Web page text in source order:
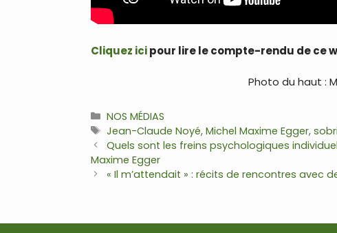
Cliquez icipour lire le compte-rendu de ce
Photo du haut :
Catégories
NOS MÉDIAS
Étiquettes
Jean-Claude Noyé,Michel Maxime Egger,
Navigation
des
articles
Quels sont les freins psychologiques
Maxime Egger
« Il m’attendait » : récits de rencontres avec